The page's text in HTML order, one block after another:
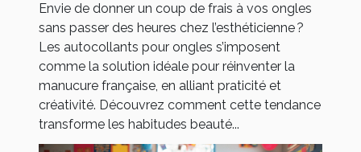
Envie de donner un coup de frais à vos ongles
sans passer des heures chez l’esthéticienne ?
Les autocollants pour ongles s’imposent
comme la solution idéale pour réinventer la
manucure française, en alliant praticité et
créativité. Découvrez comment cette tendance
transforme les habitudes beauté...